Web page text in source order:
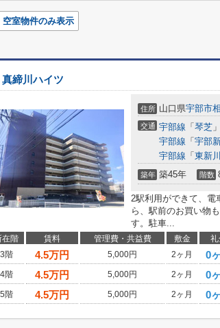
空室物件のみ表示
真締川ハイツ
住所 山口県宇部市
交通 宇部線 「 琴芝
宇部線 「 宇部
宇部線 「 東新川
築年 築45年 階数
2駅利用ができて、電
ら、駅前のお買い物
す。駐車...
在階 賃料 管理費・共益費 敷金 礼
3階
4.5万円 5,000円 2ヶ月 0
4階
4.5万円 5,000円 2ヶ月 0
5階
4.5万円 5,000円 2ヶ月 0